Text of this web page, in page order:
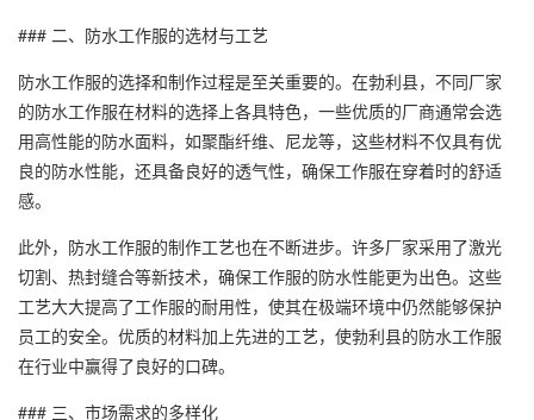
### 二、防水工作服的选材与工艺
防水工作服的选择和制作过程是至关重要的。在勃利县，不同厂家
的防水工作服在材料的选择上各具特色，一些优质的厂商通常会选
用高性能的防水面料，如聚酯纤维、尼龙等，这些材料不仅具有优
良的防水性能，还具备良好的透气性，确保工作服在穿着时的舒适
感。
此外，防水工作服的制作工艺也在不断进步。许多厂家采用了激光
切割、热封缝合等新技术，确保工作服的防水性能更为出色。这些
工艺大大提高了工作服的耐用性，使其在极端环境中仍然能够保护
员工的安全。优质的材料加上先进的工艺，使勃利县的防水工作服
在行业中赢得了良好的口碑。
### 三、市场需求的多样化